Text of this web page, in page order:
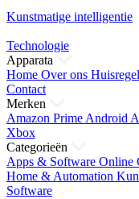
Kunstmatige intelligentie
Technologie
Apparata
Home Over ons
Contact
Merken
Amazon Prime Android
Xbox
Categorieën
Apps & Software Online
Home & Automation
Software